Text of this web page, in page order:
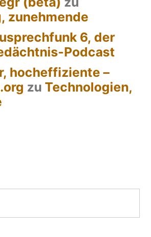
zunehmende
6, der
Podcast
hocheffiziente –
zu Technologien,